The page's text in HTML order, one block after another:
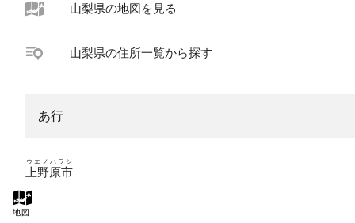
山梨県の地図を見る
山梨県の住所一覧から探す
あ行
上野原市
ウエノハラシ
地図